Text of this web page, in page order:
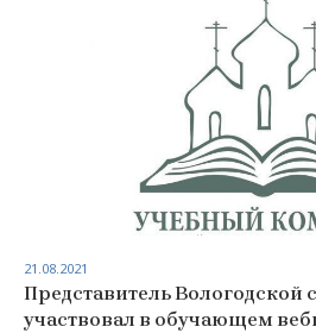
Представитель Вологодской
участвовал в обучающем
21.08.2021